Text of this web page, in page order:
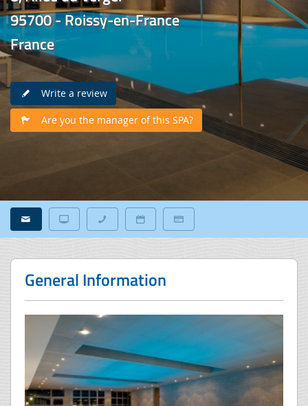
95700 - Roissy-en-France
France
Write a review
Are you the manager of this SPA?
General Information